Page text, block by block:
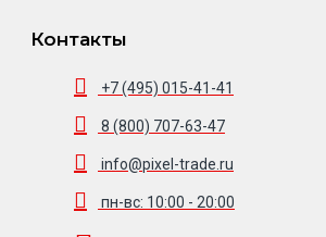
Контакты
+7 (495) 015-41-41
8 (800) 707-63-47
info@pixel-trade.ru
пн-вс: 10:00 - 20:00